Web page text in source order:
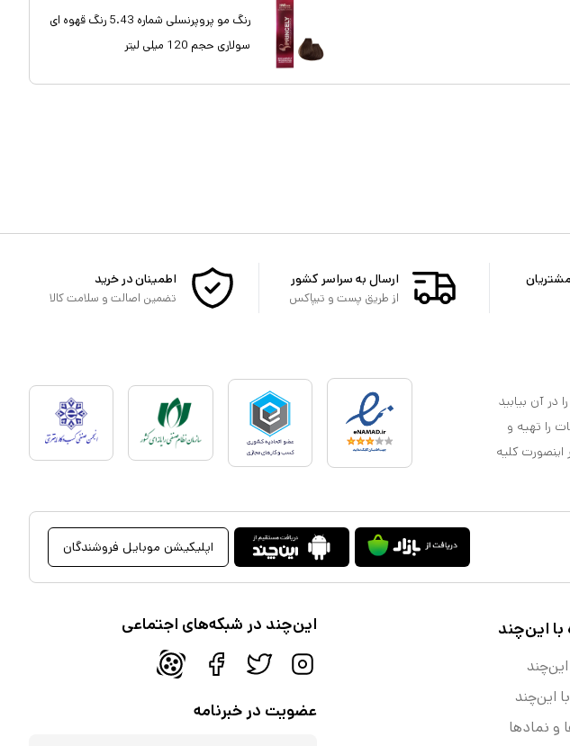
رنگ مو پروپرنسلی شماره 5.43 رنگ قهوه ای
سولاری حجم 120 میلی لیتر
ارسال به سراسر کشور
از طریق پست و تیپاکس
اطمینان در خرید
تضمین اصالت و سلامت کالا
در آن بیابید
را تهیه و
اینصورت کلیه
اپلیکیشن موبایل فروشندگان
با این‌چند
این‌چند
با این‌چند
و نماد‌ها
این‌چند در شبکه‌های اجتماعی
عضویت در خبرنامه